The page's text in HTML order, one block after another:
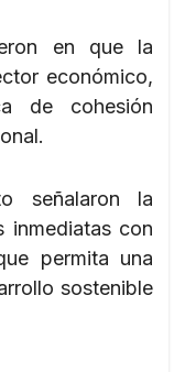
en que la
económico,
de cohesión
señalaron la
inmediatas con
permita una
sostenible